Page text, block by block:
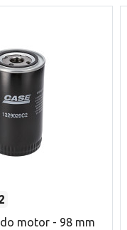
motor - 98 mm